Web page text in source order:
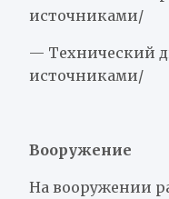
источниками/
— Технический
источниками/
Вооружение
На вооружении